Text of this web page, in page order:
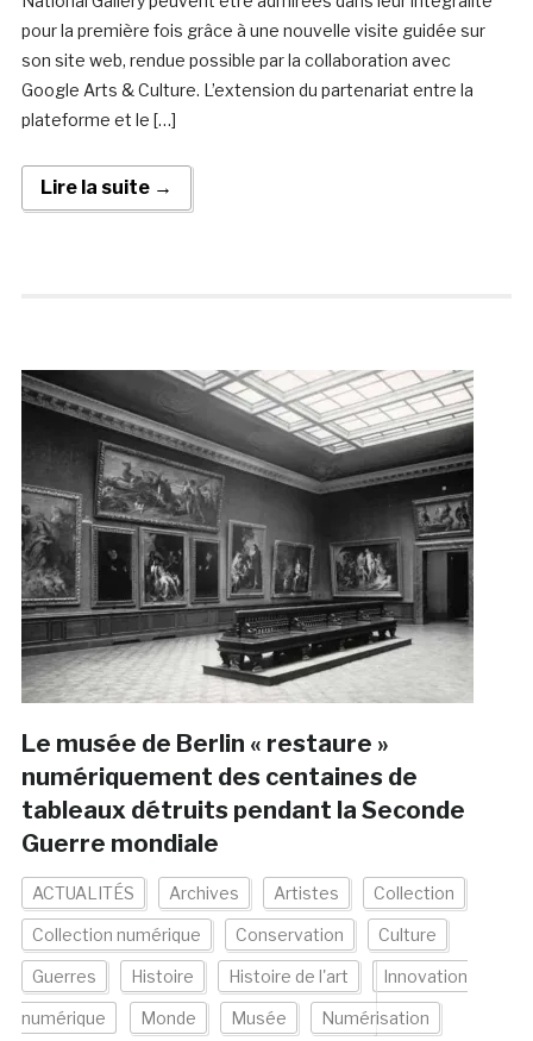
pour la première fois grâce à une nouvelle visite guidée sur
son site web, rendue possible par la collaboration avec
Google Arts & Culture. L’extension du partenariat entre la
plateforme et le […]
Lire la suite →
Le musée de Berlin « restaure »
numériquement des centaines de
tableaux détruits pendant la Seconde
Guerre mondiale
ACTUALITÉS Archives Artistes Collection
Collection numérique Conservation Culture
Guerres Histoire Histoire de l'art Innovation
numérique Monde Musée Numérisation